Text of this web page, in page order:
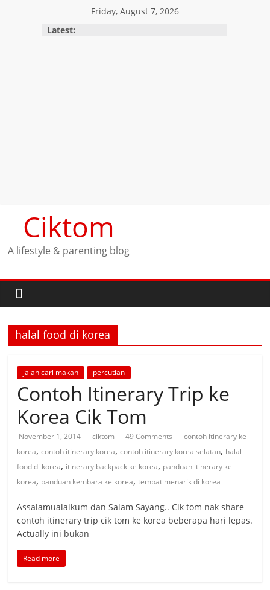
Friday, August 7, 2026
Latest:
Ciktom
A lifestyle & parenting blog
halal food di korea
jalan cari makan percutian
Contoh Itinerary Trip ke
Korea Cik Tom
November 1, 2014 ciktom 49 Comments
contoh itinerary ke
korea,contoh itinerary korea,contoh itinerary korea selatan, halal
food di korea, itinerary backpack ke korea, panduan itinerary ke
korea, panduan kembara ke korea,tempat menarik di korea
Assalamualaikum dan Salam Sayang.. Cik tom nak share
contoh itinerary trip cik tom ke korea beberapa hari lepas.
Actually ini bukan
Read more